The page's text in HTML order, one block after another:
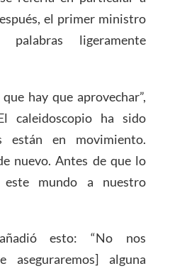
el primer ministro
ligeramente
hay que aprovechar”,
caleidoscopio ha sido
están en movimiento.
nuevo. Antes de que lo
este mundo a nuestro
esto: “No nos
aseguraremos] alguna